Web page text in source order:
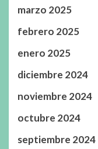
marzo 2025
febrero 2025
enero 2025
diciembre 2024
noviembre 2024
octubre 2024
septiembre 2024